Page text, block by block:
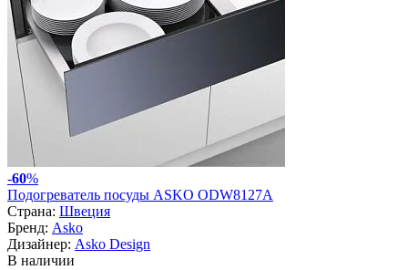
-60%
Подогреватель посуды ASKO ODW8127A
Страна: Швеция
Бренд: Asko
Дизайнер: Asko Design
В наличии